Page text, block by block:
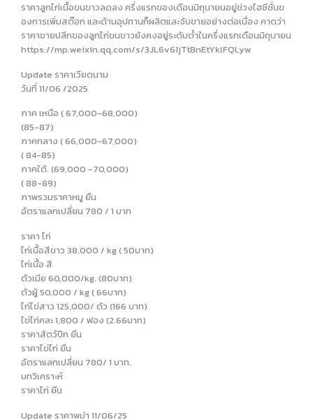
ราคาลูกไก่เนื้อขนขาวลดลง ครึ่งแรกของเดือนมิถุนายนอยู่ช่วงไฮซีซั่นข
องการเพิ่มสต๊อก และด้านอุปทานก็ผลิตและจับขายอย่างต่อเนื่อง คาดว่า
ราคาขายปลีกของลูกไก่ขนขาวยังคงอยู่ระดับต่ำในครึ่งแรกเดือนมิถุนายน
https://mp.weixin.qq.com/s/3JL6v61jTtBnEtYklFQLyw
Update ราคาเวียดนาม
วันที่ 11/06 /2025
ภาค เหนือ ( 67,000-68,000)
(85-87)
ภาคกลาง ( 66,000-67,000)
( 84-85)
ภาคใต้. (69,000 -70,000)
( 88-89)
ภาพรวมราคาหมู ยืน
อัตราแลกเปลี่ยน 780 / 1 บาท
ราคา ไก่
ไก่เนื้อสีขาว 38,000 / kg ( 50บาท)
ไก่เนื้อ สี
ตัวเมีย 60,000/kg. (80บาท)
ตัวผู้ 50,000 / kg ( 66บาท)
ไก่ไข่สาว 125,000/ ตัว (166 บาท)
ไข่ไก่คละ 1,800 / ฟอง (2.66บาท)
ราคาสัตว์ปีก ยืน
ราคาไข่ไก่ ยืน
อัตราแลกเปลี่ยน 780/ 1 บาท.
บทวิเคราะห์
ราคาไก่ ยืน
Update ราคาพม่า 11/06/25